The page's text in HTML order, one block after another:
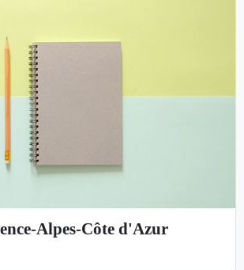
Alpes-Côte d'Azur